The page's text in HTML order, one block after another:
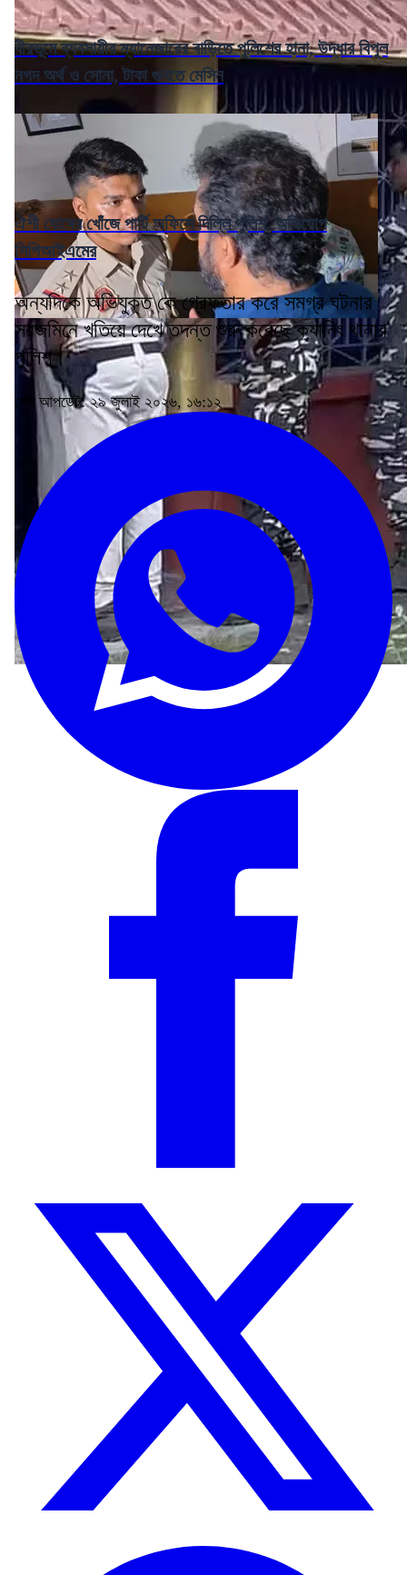
বীরভূমে ব্যবসায়ীর ম্যানেজারের বাড়িতে পুলিশের হানা, উদ্ধার বিপুল
নগদ অর্থ ও সোনা, টাকা গুনতে মেসিন
ঐশী ঘোষের খোঁজে পার্টি অফিসে দিল্লি পুলিশ, অভিযোগ
সিপিআইএমের
অন্যদিকে অভিযুক্ত কে গ্রেফতার করে সমগ্র ঘটনার
সরজমিনে খতিয়ে দেখে তদন্ত শুরু করেছে ক্যানিং থানার
পুলিশ।
শেষ আপডেট: ২৯ জুলাই ২০২৬, ১৬:১২